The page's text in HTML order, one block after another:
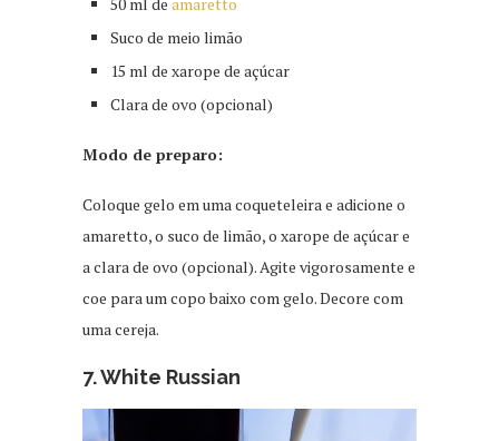
Suco de meio limão
15 ml de xarope de açúcar
Clara de ovo (opcional)
Modo de preparo:
Coloque gelo em uma coqueteleira e adicione o
amaretto, o suco de limão, o xarope de açúcar e
a clara de ovo (opcional). Agite vigorosamente e
coe para um copo baixo com gelo. Decore com
uma cereja.
7. White Russian